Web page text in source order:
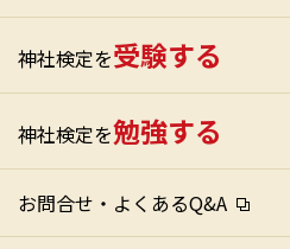
神社検定を受験する
神社検定を勉強する
お問合せ・よくあるQ&A